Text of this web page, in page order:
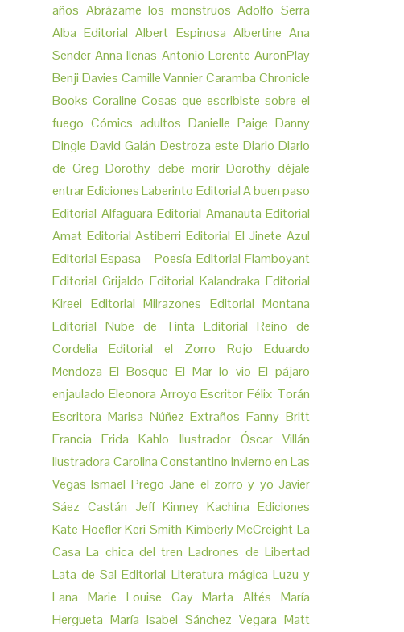
años Abrázame los monstruos Adolfo Serra
Alba Editorial Albert Espinosa Albertine Ana
Sender Anna llenas Antonio Lorente AuronPlay
Benji Davies Camille Vannier Caramba Chronicle
Books Coraline Cosas que escribiste sobre el
fuego Cómics adultos Danielle Paige Danny
Dingle David Galán Destroza este Diario Diario
de Greg Dorothy debe morir Dorothy déjale
entrarEdiciones Laberinto Editorial A buen paso
Editorial Alfaguara Editorial Amanauta Editorial
Amat Editorial Astiberri Editorial El Jinete Azul
Editorial Espasa - Poesía Editorial Flamboyant
Editorial Grijaldo Editorial Kalandraka Editorial
Kireei Editorial Milrazones Editorial Montana
Editorial Nube de Tinta Editorial Reino de
Cordelia
Editorial el Zorro Rojo
Eduardo
Mendoza El Bosque El Mar lo vio El pájaro
enjaulado Eleonora Arroyo Escritor Félix Torán
Escritora Marisa Núñez Extraños Fanny Britt
Francia
Frida Kahlo
Ilustrador Óscar Villán
Ilustradora Carolina Constantino Invierno en Las
Vegas Ismael Prego Jane el zorro y yo Javier
Sáez Castán Jeff Kinney Kachina Ediciones
Kate Hoefler Keri Smith Kimberly McCreight La
Casa La chica del tren Ladrones de Libertad
Lata de Sal Editorial Literatura mágica Luzu y
Lana
Marie Louise Gay Marta Altés
María
Hergueta María Isabel Sánchez Vegara Matt